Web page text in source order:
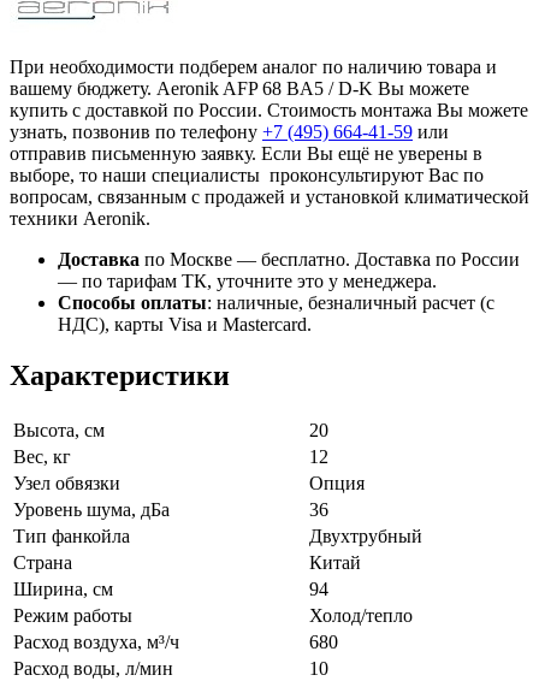
При необходимости подберем аналог по наличию товара и
вашему бюджету. Aeronik AFP 68 BA5 / D-K Вы можете
купить с доставкой по России. Стоимость монтажа Вы можете
узнать, позвонив по телефону +7 (495) 664-41-59 или
отправив письменную заявку. Если Вы ещё не уверены в
выборе, то наши специалисты проконсультируют Вас по
вопросам, связанным с продажей и установкой климатической
техники Aeronik.
Доставка по Москве — бесплатно. Доставка по России
— по тарифам ТК, уточните это у менеджера.
Способы оплаты: наличные, безналичный расчет (с
НДС), карты Visa и Mastercard.
Характеристики
Высота, см
20
Вес, кг
12
Узел обвязки
Опция
Уровень шума, дБа
36
Тип фанкойла
Двухтрубный
Страна
Китай
Ширина, см
94
Режим работы
Холод/тепло
Расход воздуха, м³/ч
680
Расход воды, л/мин
10